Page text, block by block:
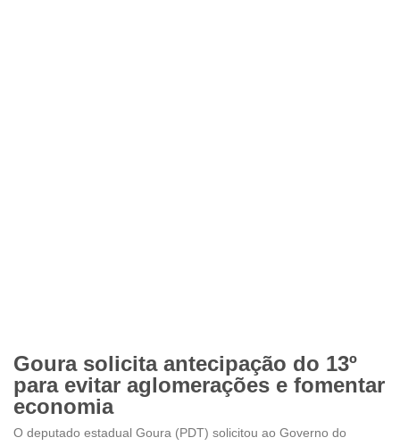
Goura solicita antecipação do 13º
para evitar aglomerações e fomentar
economia
O deputado estadual Goura (PDT) solicitou ao Governo do